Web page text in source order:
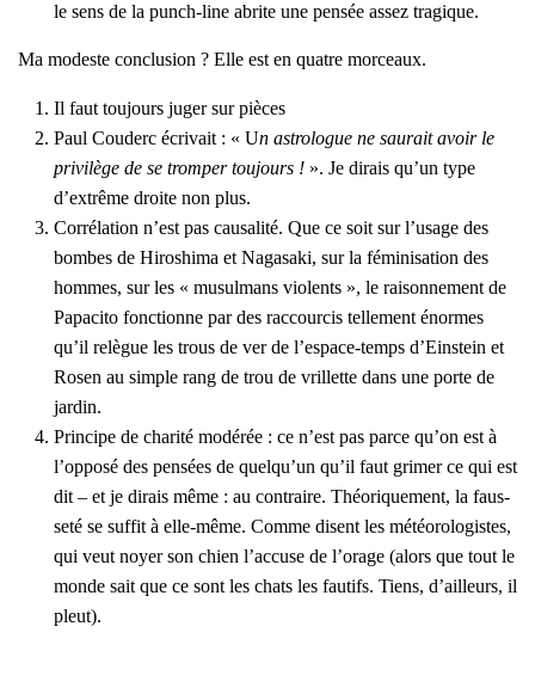
le sens de la punch-line abrite une pen­sée assez tra­gique.
Ma modeste conclu­sion ? Elle est en quatre mor­ceaux.
Il faut tou­jours juger sur pièces
Paul Cou­derc écri­vait : « Un astro­logue ne sau­rait avoir le
pri­vi­lège de se trom­per tou­jours ! ». Je dirais qu’un type
d’ex­trême droite non plus.
Cor­ré­la­tion n’est pas cau­sa­li­té. Que ce soit sur l’u­sage des
bombes de Hiro­shi­ma et Naga­sa­ki, sur la fémi­ni­sa­tion des
hommes, sur les « musul­mans vio­lents », le rai­son­ne­ment de
Papa­ci­to fonc­tionne par des rac­cour­cis tel­le­ment énormes
qu’il relègue les trous de ver de l’es­pace-temps d’Ein­stein et
Rosen au simple rang de trou de vrillette dans une porte de
jar­din.
Prin­cipe de cha­ri­té modé­rée : ce n’est pas parce qu’on est à
l’op­po­sé des pen­sées de quel­qu’un qu’il faut gri­mer ce qui est
dit – et je dirais même : au contraire. Théo­ri­que­ment, la faus­
se­té se suf­fit à elle-même. Comme disent les météo­ro­lo­gistes,
qui veut noyer son chien l’ac­cuse de l’o­rage (alors que tout le
monde sait que ce sont les chats les fau­tifs. Tiens, d’ailleurs, il
pleut).